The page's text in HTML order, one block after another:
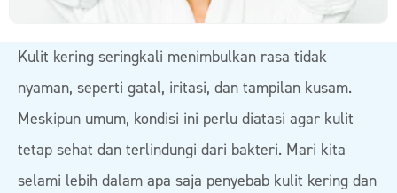
Kulit kering seringkali menimbulkan rasa tidak
nyaman, seperti gatal, iritasi, dan tampilan kusam.
Meskipun umum, kondisi ini perlu diatasi agar kulit
tetap sehat dan terlindungi dari bakteri. Mari kita
selami lebih dalam apa saja penyebab kulit kering dan